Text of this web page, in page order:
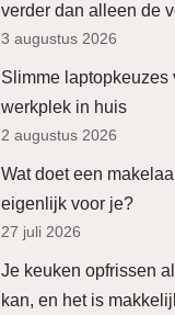
verder dan alleen de
3 augustus 2026
Slimme laptopkeuzes
werkplek in huis
2 augustus 2026
Wat doet een
eigenlijk voor je?
27 juli 2026
Je keuken opfrissen
kan, en het is